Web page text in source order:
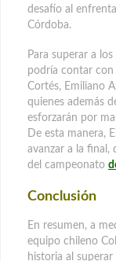
desafío al
Córdoba.
Para superar a
podría contar con
Cortés, Emiliano
quienes además
esforzarán por
De esta manera,
avanzar a la final,
del campeonato
Conclusión
En resumen, a
equipo chileno
historia al superar